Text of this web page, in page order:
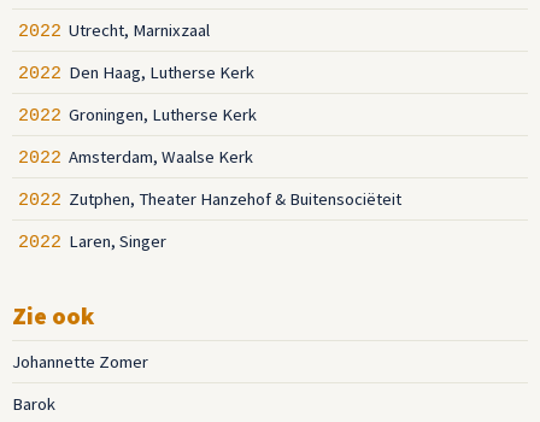
2022 Utrecht, Marnixzaal
2022 Den Haag, Lutherse Kerk
2022 Groningen, Lutherse Kerk
2022 Amsterdam, Waalse Kerk
2022 Zutphen, Theater Hanzehof & Buitensociëteit
2022 Laren, Singer
Zie ook
Johannette Zomer
Barok